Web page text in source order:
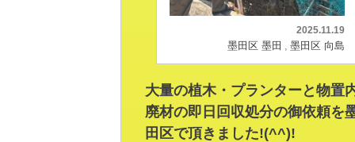
2025.11.19
墨田区 墨田 墨田区 向島
大量の植木・プランターと物置
廃材の即日回収処分の御依頼を
田区で頂きました!(^^)!